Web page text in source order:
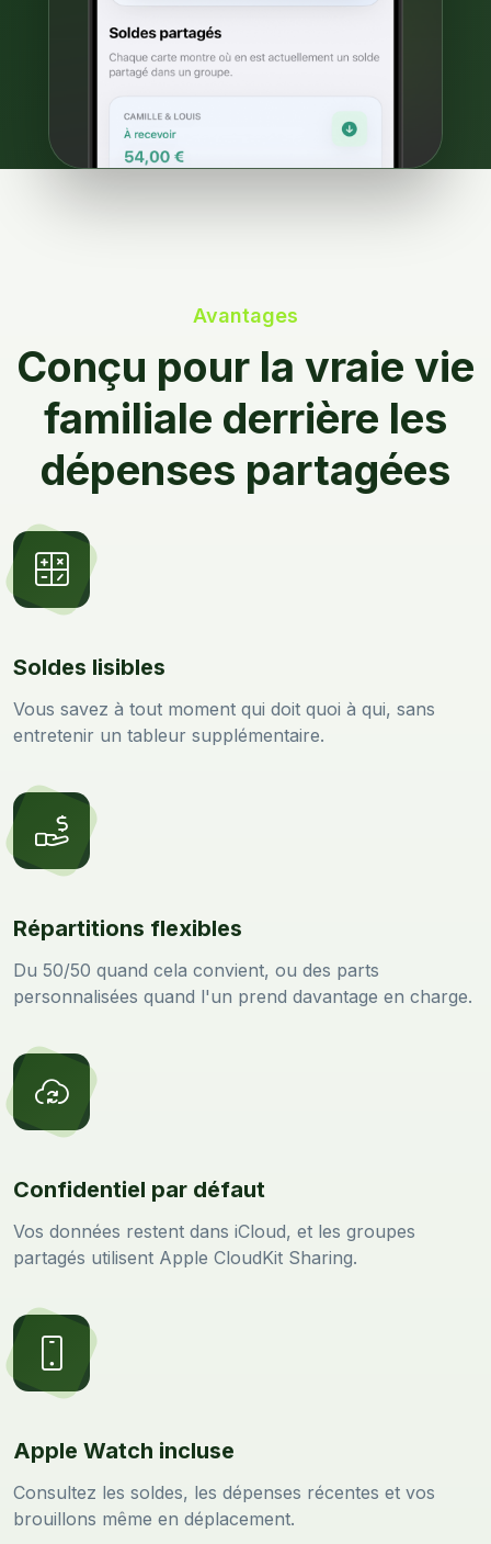
Avantages
Conçu pour la vraie vie
familiale derrière les
dépenses partagées
Soldes lisibles
Vous savez à tout moment qui doit quoi à qui, sans
entretenir un tableur supplémentaire.
Répartitions flexibles
Du 50/50 quand cela convient, ou des parts
personnalisées quand l'un prend davantage en charge.
Confidentiel par défaut
Vos données restent dans iCloud, et les groupes
partagés utilisent Apple CloudKit Sharing.
Apple Watch incluse
Consultez les soldes, les dépenses récentes et vos
brouillons même en déplacement.